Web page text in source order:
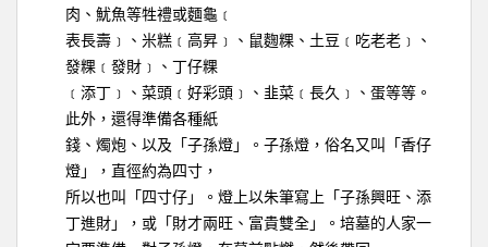
肉、魷魚等牲禮或麵龜﹝
表長壽﹞、米糕﹝高昇﹞、鼠麴粿、土豆﹝吃老老﹞、
發粿﹝發財﹞、丁仔粿
﹝添丁﹞、菜頭﹝好彩頭﹞、韭菜﹝長久﹞、蛋等等。
此外，還得準備各種紙
錢、燭炮、以及「子孫燈」。子孫燈，俗名又叫「香仔
燈」，直徑約為四寸，
所以也叫「四寸仔」。燈上以朱筆寫上「子孫興旺、添
丁進財」，或「財才兩旺、富貴雙全」。培墓的人家一